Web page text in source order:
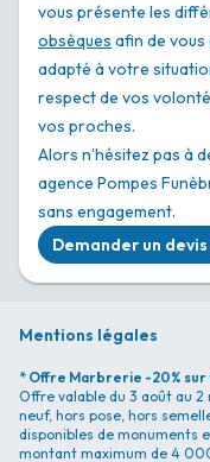
vous présente les
obsèques afin de
adapté à votre
respect de vos
vos proches.
Alors n’hésitez pas à
agence Pompes
sans engagement.
Demander un
Mentions légales
* Offre Marbrerie -20% sur
Offre valable du 3 août au 2
neuf, hors pose, hors
disponibles de monuments
montant maximum de 4